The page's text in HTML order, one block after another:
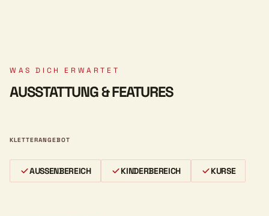
WAS DICH ERWARTET
AUSSTATTUNG & FEATURES
KLETTERANGEBOT
AUSSENBEREICH KINDERBEREICH KURSE